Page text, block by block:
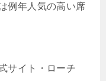
例年人気の高い席
サイト・ローチ